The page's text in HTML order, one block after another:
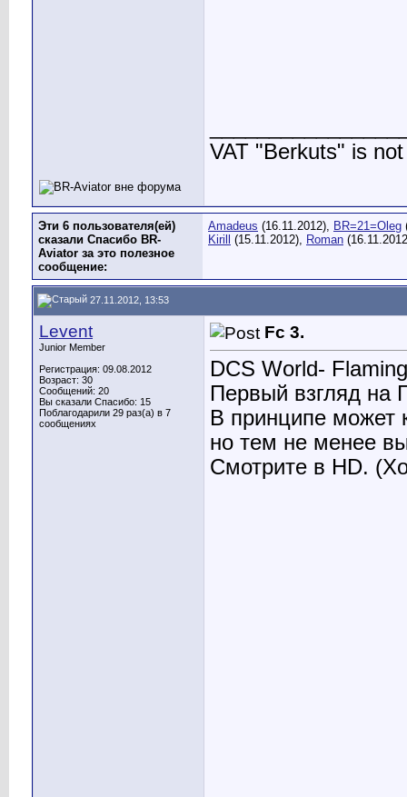
VAT "Berkuts" is
Эти 6 пользователя(ей)
сказали Спасибо BR-
Aviator за это полезное
сообщение:
Amadeus (16.11.2012), BR=21=Oleg
Kirill
(15.11.2012), Roman
27.11.2012, 13:53
Levent
Junior Member
Регистрация: 09.08.2012
Возраст: 30
Сообщений: 20
Вы сказали Спасибо: 15
Поблагодарили 29 раз(а) в 7
сообщениях
Fc 3.
DCS World-
Первый взгляд на
В принципе может
но тем не менее
Смотрите в HD.